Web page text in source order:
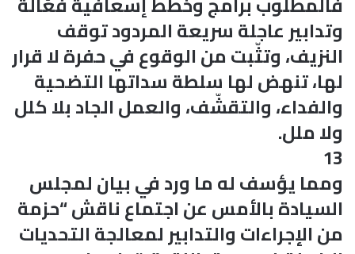
وتدابير عاجلة سريعة المردود توقف
النزيف، وتثّبت من الوقوع في حفرة لا قرار
لها، تنهض لها سلطة سداتها التضحية
والفداء، والتقشّف، والعمل الجاد بلا كلل
ولا ملل.
13
ومما يؤسف له ما ورد في بيان لمجلس
السيادة بالأمس عن اجتماع ناقش “حزمة
من الإجراءات والتدابير لمعالجة التحديات